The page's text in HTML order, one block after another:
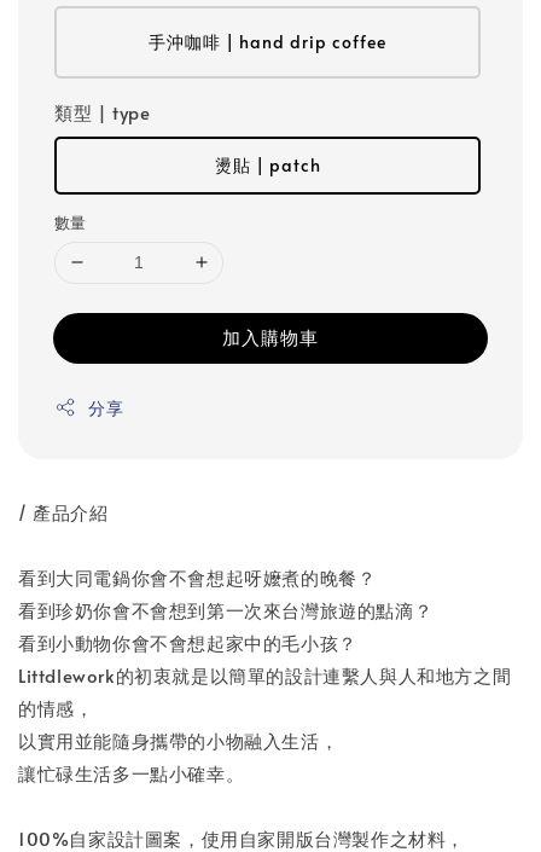
手沖咖啡 | hand drip coffee
類型 | type
燙貼 | patch
數量
加入購物車
分享
/ 產品介紹
看到大同電鍋你會不會想起呀嬤煮的晚餐？
看到珍奶你會不會想到第一次來台灣旅遊的點滴？
看到小動物你會不會想起家中的毛小孩？
Littdlework的初衷就是以簡單的設計連繫人與人和地方之間
的情感，
以實用並能隨身攜帶的小物融入生活，
讓忙碌生活多一點小確幸。
100%自家設計圖案，使用自家開版台灣製作之材料，